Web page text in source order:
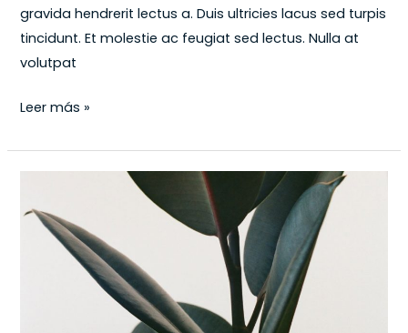
gravida hendrerit lectus a. Duis ultricies lacus sed turpis
tincidunt. Et molestie ac feugiat sed lectus. Nulla at
volutpat
Leer más »
that
can